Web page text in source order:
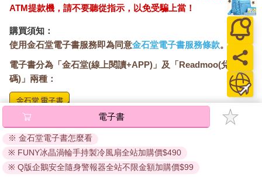
ATM提款機，請不要聽從指示，以免受騙上當！
購買須知：
使用金石堂電子書服務即為同意金石堂電子書服務條款。
電子書分為「金石堂(線上閱讀+APP)」及「Readmoo(兌換
碼)」兩種：
將儲存於會員中心→電子書服務「我的e書櫃」，點選線上
閱讀直接開啟閱讀。
線上閱讀：
建議使用Chrome、Microsoft Edge 有較佳的線上瀏覽效
電子書
※ 金石堂電子書怎麼看
※ FUNY冰晶渦輪手持製冷風扇全站加購價$490
※ Q版企鵝安全隨身警報器全站不限金額加購價$99